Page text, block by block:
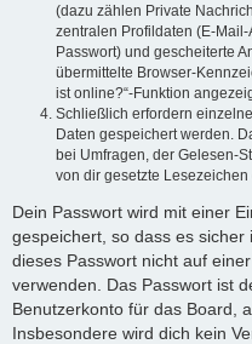
(dazu zählen Private
zentralen Profildaten (E-
Passwort) und gescheiterte
übermittelte Browser-
ist online?“-Funktion
Schließlich erfordern
Daten gespeichert werden.
bei Umfragen, der Gelesen-
von dir gesetzte
Dein Passwort wird mit einer
gespeichert, so dass es sicher
dieses Passwort nicht auf
verwenden. Das Passwort ist
Benutzerkonto für das Board,
Insbesondere wird dich kein